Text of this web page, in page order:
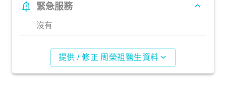
緊急服務
沒有
提供 / 修正 周榮祖醫生資料